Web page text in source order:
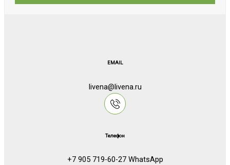
EMAIL
livena@livena.ru
Телефон
+7 905 719-60-27 WhatsApp